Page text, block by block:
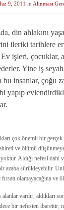
9, 2011 in Alınması
din ahlakını
ileriki tarihlere
Ev işleri, çocuklar,
Yine iş
bu insanlar, çoğu
yapıp
çok önemli bir
ve ölümü
Aldığı nefesi dahi
azaba sürükleyebilir.
olamayacağına ve
alanlar vardır, aldıkları
bir nefesten ibarettir;